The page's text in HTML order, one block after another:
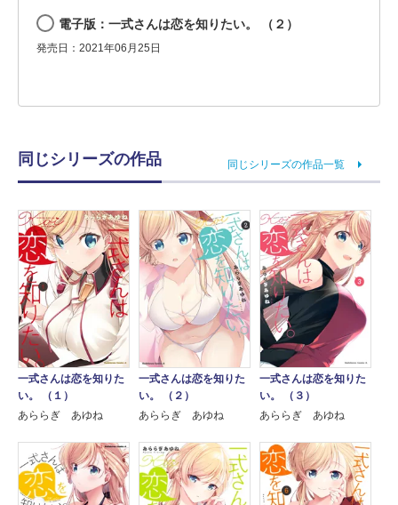
電子版：一式さんは恋を知りたい。 （２）
発売日：2021年06月25日
同じシリーズの作品 同じシリーズの作品一覧
一式さんは恋を知りた
い。 （１）
あららぎ あゆね
一式さんは恋を知りた
い。 （２）
あららぎ あゆね
一式さんは恋を知りた
い。 （３）
あららぎ あゆね